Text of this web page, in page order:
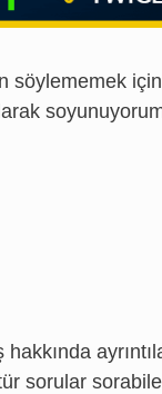
sorular